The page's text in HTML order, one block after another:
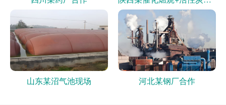
山东某沼气池现场 河北某钢厂合作